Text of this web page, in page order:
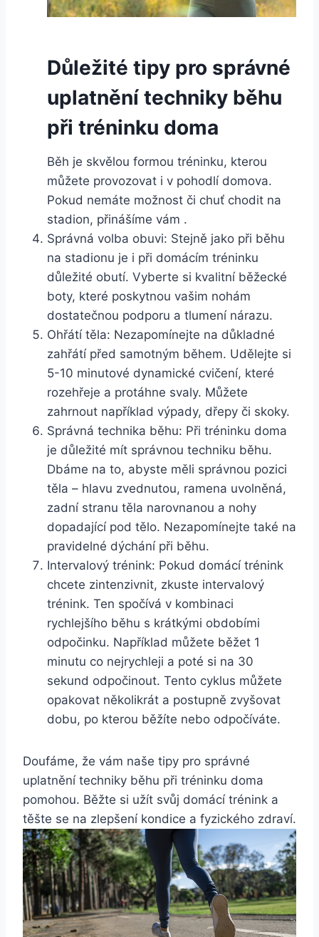
Důležité tipy pro správné
uplatnění techniky běhu
při tréninku doma
Běh je skvělou formou tréninku, kterou
můžete provozovat i v pohodlí domova.
Pokud nemáte možnost či chuť chodit na
stadion, přinášíme vám .
Správná volba obuvi: Stejně jako při běhu
na stadionu je i při domácím tréninku
důležité obutí. Vyberte si kvalitní běžecké
boty, které poskytnou vašim nohám
dostatečnou podporu a tlumení nárazu.
Ohřátí těla: Nezapomínejte na důkladné
zahřátí před samotným během. Udělejte si
5-10 minutové dynamické cvičení, které
rozehřeje a protáhne svaly. Můžete
zahrnout například výpady, dřepy či skoky.
Správná technika běhu: Při tréninku doma
je důležité mít správnou techniku běhu.
Dbáme na to, abyste měli správnou pozici
těla – hlavu zvednutou, ramena uvolněná,
zadní stranu těla narovnanou a nohy
dopadající pod tělo. Nezapomínejte také na
pravidelné dýchání při běhu.
Intervalový trénink: Pokud domácí trénink
chcete zintenzivnit, zkuste intervalový
trénink. Ten spočívá v kombinaci
rychlejšího běhu s krátkými obdobími
odpočinku. Například můžete běžet 1
minutu co nejrychleji a poté si na 30
sekund odpočinout. Tento cyklus můžete
opakovat několikrát a postupně zvyšovat
dobu, po kterou běžíte nebo odpočíváte.
Doufáme, že vám naše tipy pro správné
uplatnění techniky běhu při tréninku doma
pomohou. Běžte si užít svůj domácí trénink a
těšte se na zlepšení kondice a fyzického zdraví.